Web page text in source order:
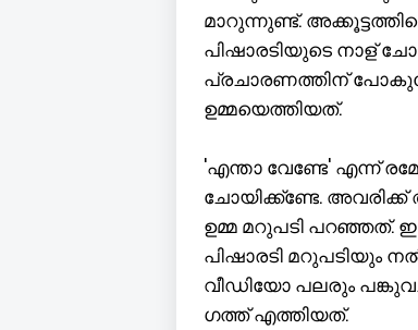
മാറുന്നുണ്ട്.
പിഷാരടിയുടെ നാള്
പ്രചാരണത്തിന്
ഉമ്മയെത്തിയത്.
'എന്താ വേണ്ടേ' എന്ന്
ചോയിക്ക്ണ്ടേ.
ഉമ്മ മറുപടി പറഞ്ഞത്.
പിഷാരടി മറുപടിയും
വീഡിയോ പലരും
ഗത്ത് എത്തിയത്.